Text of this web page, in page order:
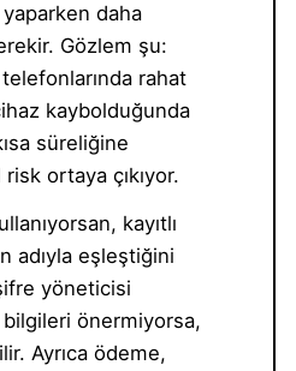
daha
Gözlem şu:
rahat
kaybolduğunda
süreliğine
risk ortaya çıkıyor.
kayıtlı
adıyla eşleştiğini
yöneticisi
önermiyorsa,
Ayrıca ödeme,